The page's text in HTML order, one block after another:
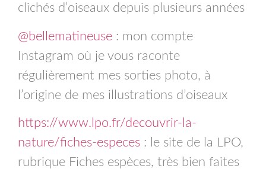
clichés d’oiseaux depuis plusieurs années
@bellematineuse : mon compte
Instagram où je vous raconte
régulièrement mes sorties photo, à
l’origine de mes illustrations d’oiseaux
https://www.lpo.fr/decouvrir-la-
nature/fiches-especes : le site de la LPO,
rubrique Fiches espèces, très bien faites